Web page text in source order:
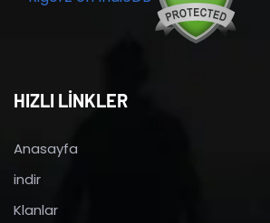
HIZLI LİNKLER
Anasayfa
indir
Klanlar